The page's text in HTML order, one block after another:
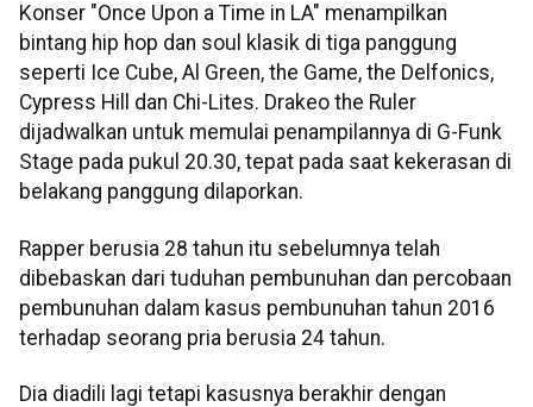
Konser "Once Upon a Time in LA" menampilkan
bintang hip hop dan soul klasik di tiga panggung
seperti Ice Cube, Al Green, the Game, the Delfonics,
Cypress Hill dan Chi-Lites. Drakeo the Ruler
dijadwalkan untuk memulai penampilannya di G-Funk
Stage pada pukul 20.30, tepat pada saat kekerasan di
belakang panggung dilaporkan.
Rapper berusia 28 tahun itu sebelumnya telah
dibebaskan dari tuduhan pembunuhan dan percobaan
pembunuhan dalam kasus pembunuhan tahun 2016
terhadap seorang pria berusia 24 tahun.
Dia diadili lagi tetapi kasusnya berakhir dengan